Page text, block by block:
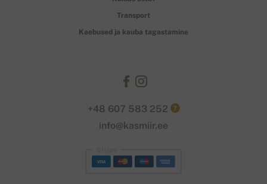
Transport
Kaebused ja kauba tagastamine
+48 607 583 252 ?
info@kasmiir.ee